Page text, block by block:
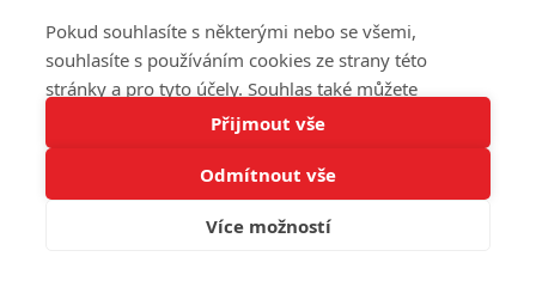
Tato stránka používá soubory cookies.
Rozumím
Pokud souhlasíte s některými nebo se všemi,
souhlasíte s používáním cookies ze strany této
stránky a pro tyto účely. Souhlas také můžete
odmítnout, ale v takovém případě vám na stránce
nebudou k dispozici některé personalizované funkce.
Vaše volby souhlasu se budou vztahovat pouze na
tuto webovou stránku. Vaše nastavení a odvolání
souhlasu můžete kdykoli změnit na stránce s
Přijmout vše
Odmítnout vše
Více možností